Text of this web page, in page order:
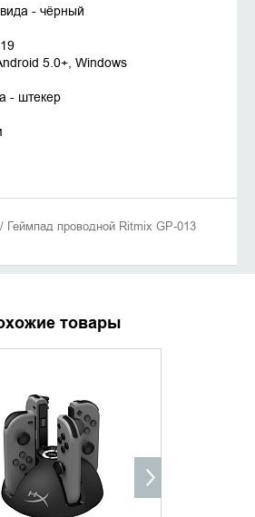
- чёрный
5.0+, Windows
- штекер
Геймпад проводной Ritmix GP-013
товары
УТОЧНИТЬ НАЛИЧИЕ